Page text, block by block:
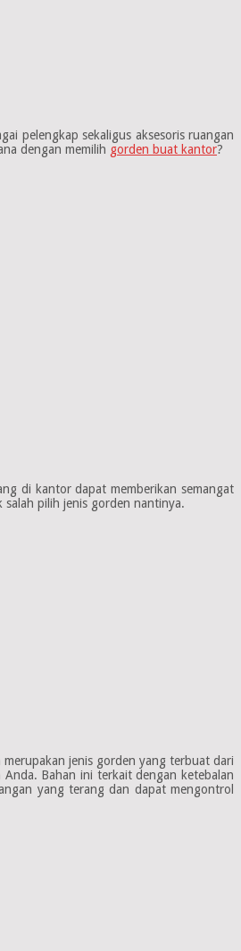
pelengkap sekaligus aksesoris ruangan
dengan memilih gorden buat kantor?
di kantor dapat memberikan semangat
pilih jenis gorden nantinya.
jenis gorden yang terbuat dari
Bahan ini terkait dengan ketebalan
yang terang dan dapat mengontrol